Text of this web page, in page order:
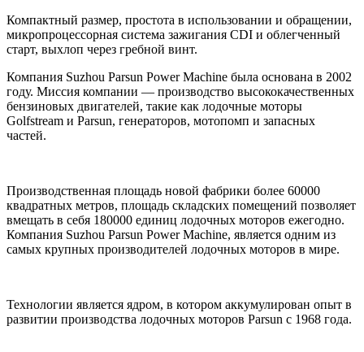
Компактный размер, простота в использовании и обращении,
микропроцессорная система зажигания CDI и облегченный
старт, выхлоп через гребной винт.
Компания Suzhou Parsun Power Machine была основана в 2002
году. Миссия компании — производство высококачественных
бензиновых двигателей, такие как лодочные моторы
Golfstream и Parsun, генераторов, мотопомп и запасных
частей.
Производственная площадь новой фабрики более 60000
квадратных метров, площадь складских помещений позволяет
вмещать в себя 180000 единиц лодочных моторов ежегодно.
Компания Suzhou Parsun Power Machine, является одним из
самых крупных производителей лодочных моторов в мире.
Технологии является ядром, в котором аккумулирован опыт в
развитии производства лодочных моторов Parsun с 1968 года.